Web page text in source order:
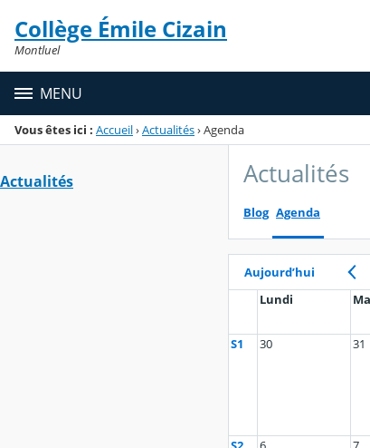
Menu de la rubrique
Contenu
Collège Émile Cizain
Montluel
MENU
Vous êtes ici : Accueil›Actualités›Agenda
Actualités Actualités
Blog Agenda
Aujourd’hui
Lundi
S1 30 31